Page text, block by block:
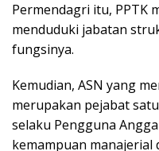
Permendagri itu, PPTK
menduduki jabatan
fungsinya.
Kemudian, ASN yang
merupakan pejabat
selaku Pengguna
kemampuan manajerial